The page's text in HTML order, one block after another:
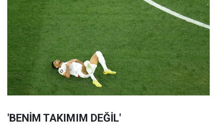
'BENİM TAKIMIM DEĞİL'